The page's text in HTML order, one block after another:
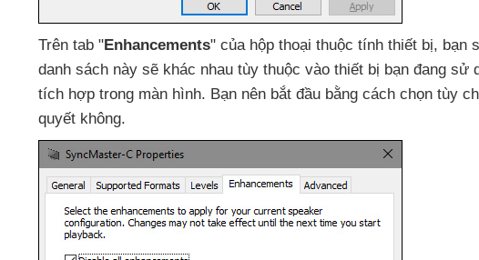
Trên tab "Enhancements" của hộp thoại thuộc tính thiết bị, bạn
danh sách này sẽ khác nhau tùy thuộc vào thiết bị bạn đang sử
tích hợp trong màn hình. Bạn nên bắt đầu bằng cách chọn tùy
quyết không.